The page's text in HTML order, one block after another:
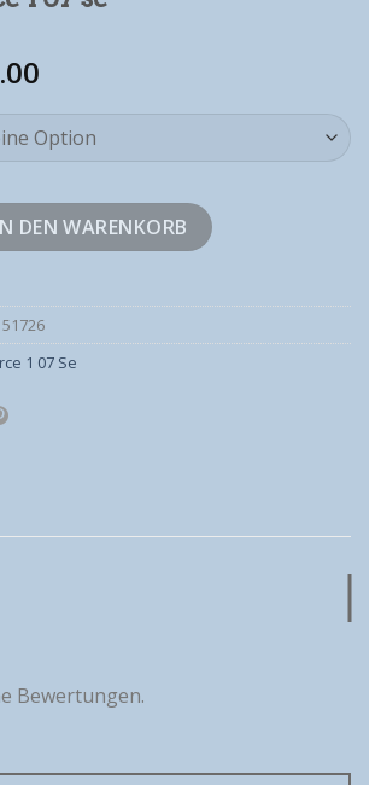
Menge
DEN WARENKORB
1 07 Se
Bewertungen.